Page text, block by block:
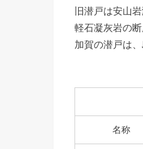
旧潜戸は安山
軽石凝灰岩の
加賀の潜戸は
名称